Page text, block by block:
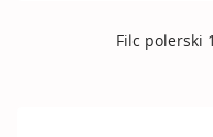
Filc polerski